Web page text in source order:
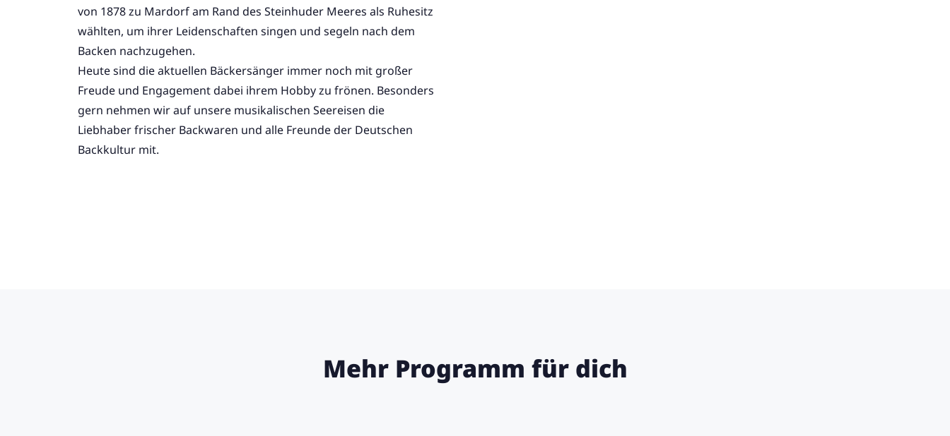
von 1878 zu Mardorf am Rand des Steinhuder Meeres als Ruhesitz
wählten, um ihrer Leidenschaften singen und segeln nach dem
Backen nachzugehen.
Heute sind die aktuellen Bäckersänger immer noch mit großer
Freude und Engagement dabei ihrem Hobby zu frönen. Besonders
gern nehmen wir auf unsere musikalischen Seereisen die
Liebhaber frischer Backwaren und alle Freunde der Deutschen
Backkultur mit.
Mehr Programm für dich